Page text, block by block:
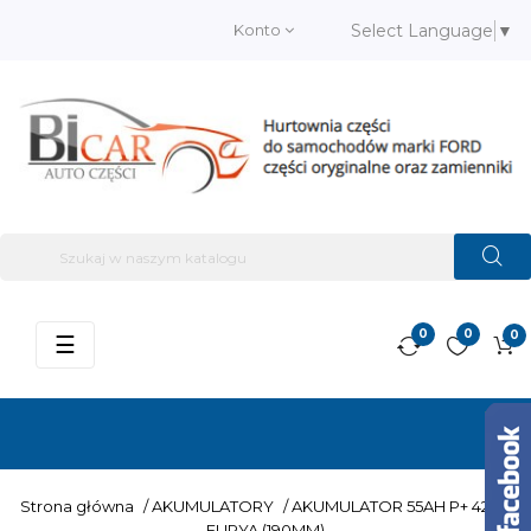
Konto Select Language ▼
0
0
0
Przełącz
☰
Strona główna /AKUMULATORY /AKUMULATOR 55AH P+ 420A